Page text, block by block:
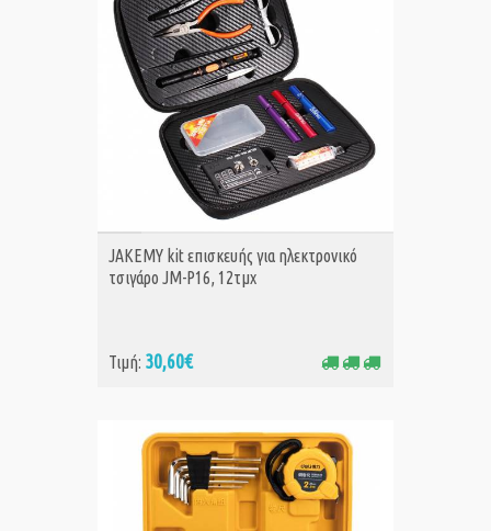
ΑΓΟΡΑ
JAKEMY kit επισκευής για ηλεκτρονικό
τσιγάρο JM-P16, 12τμχ
Τιμή: 30,60€